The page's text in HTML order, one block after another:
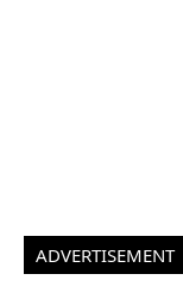
ADVERTISEMENT